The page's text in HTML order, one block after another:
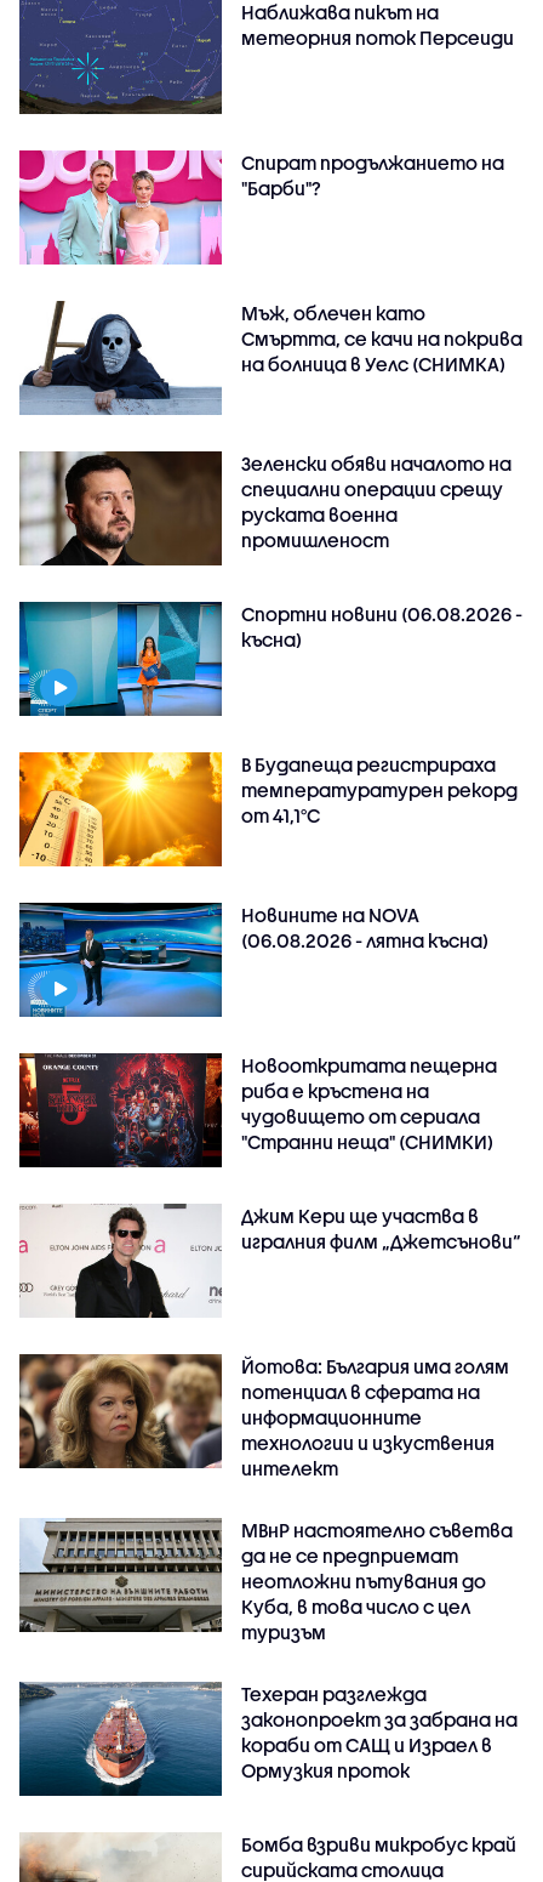
Наближава пикът на
метеорния поток Персеиди
Спират продължанието на
"Барби"?
Мъж, облечен като
Смъртта, се качи на покрива
на болница в Уелс (СНИМКА)
Зеленски обяви началото на
специални операции срещу
руската военна
промишленост
Спортни новини (06.08.2026 -
късна)
В Будапеща регистрираха
температуратурен рекорд
от 41,1°C
Новините на NOVA
(06.08.2026 - лятна късна)
Новооткритата пещерна
риба е кръстена на
чудовището от сериала
"Странни неща" (СНИМКИ)
Джим Кери ще участва в
игралния филм „Джетсънови“
Йотова: България има голям
потенциал в сферата на
информационните
технологии и изкуствения
интелект
МВнР настоятелно съветва
да не се предприемат
неотложни пътувания до
Куба, в това число с цел
туризъм
Техеран разглежда
законопроект за забрана на
кораби от САЩ и Израел в
Ормузкия проток
Бомба взриви микробус край
сирийската столица